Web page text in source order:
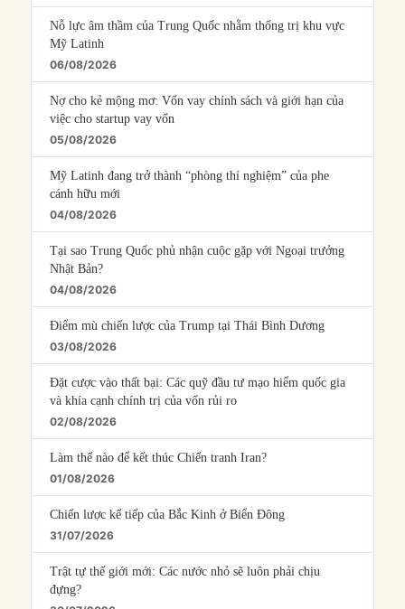
Nỗ lực âm thầm của Trung Quốc nhằm thống trị khu vực
Mỹ Latinh
06/08/2026
Nợ cho kẻ mộng mơ: Vốn vay chính sách và giới hạn của
việc cho startup vay vốn
05/08/2026
Mỹ Latinh đang trở thành “phòng thí nghiệm” của phe
cánh hữu mới
04/08/2026
Tại sao Trung Quốc phủ nhận cuộc gặp với Ngoại trưởng
Nhật Bản?
04/08/2026
Điểm mù chiến lược của Trump tại Thái Bình Dương
03/08/2026
Đặt cược vào thất bại: Các quỹ đầu tư mạo hiểm quốc gia
và khía cạnh chính trị của vốn rủi ro
02/08/2026
Làm thế nào để kết thúc Chiến tranh Iran?
01/08/2026
Chiến lược kế tiếp của Bắc Kinh ở Biển Đông
31/07/2026
Trật tự thế giới mới: Các nước nhỏ sẽ luôn phải chịu
đựng?